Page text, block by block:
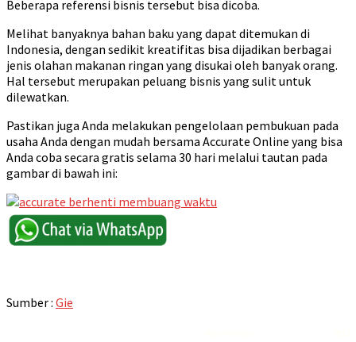
Beberapa referensi bisnis tersebut bisa dicoba.
Melihat banyaknya bahan baku yang dapat ditemukan di
Indonesia, dengan sedikit kreatifitas bisa dijadikan berbagai
jenis olahan makanan ringan yang disukai oleh banyak orang.
Hal tersebut merupakan peluang bisnis yang sulit untuk
dilewatkan.
Pastikan juga Anda melakukan pengelolaan pembukuan pada
usaha Anda dengan mudah bersama Accurate Online yang bisa
Anda coba secara gratis selama 30 hari melalui tautan pada
gambar di bawah ini:
Sumber : Gie